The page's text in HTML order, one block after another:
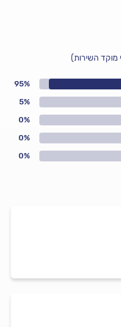
מוקד השירות)
0%
0%
0%
5%
95%